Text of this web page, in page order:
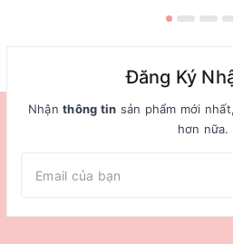
Đăng Ký
Nhậnthông tin sản phẩm mới
hơn nữa.